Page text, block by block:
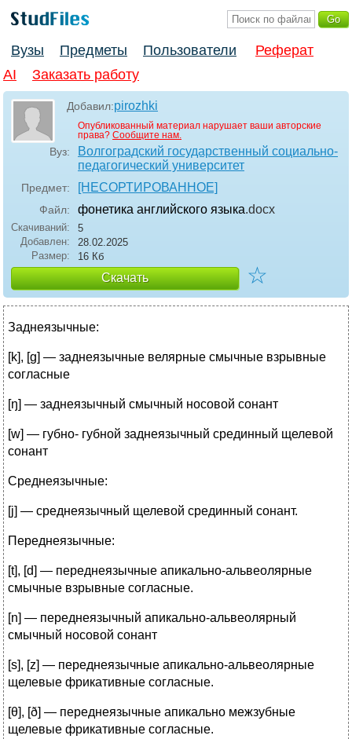
Вузы Предметы Пользователи
Реферат
AI
Заказать работу
Добавил:pirozhki
Опубликованный материал нарушает ваши авторские
права? Сообщите нам.
Вуз:
Волгоградский государственный социально-
педагогический университет
Предмет: [НЕСОРТИРОВАННОЕ]
Файл: фонетика английского языка.docx
Скачиваний:
5
Добавлен:
28.02.2025
Размер:
16 Кб
Скачать ☆
Заднеязычные:
[k], [g] — заднеязычные велярные смычные взрывные
согласные
[ŋ] — заднеязычный смычный носовой сонант
[w] — губно- губной заднеязычный срединный щелевой
сонант
Среднеязычные:
[j] — среднеязычный щелевой срединный сонант.
Переднеязычные:
[t], [d] — переднеязычные апикально-альвеолярные
смычные взрывные согласные.
[n] — переднеязычный апикально-альвеолярный
смычный носовой сонант
[s], [z] — переднеязычные апикально-альвеолярные
щелевые фрикативные согласные.
[θ], [ð] — переднеязычные апикально межзубные
щелевые фрикативные согласные.